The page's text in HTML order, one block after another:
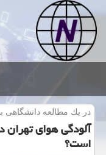
در یك مطالعه
است؟